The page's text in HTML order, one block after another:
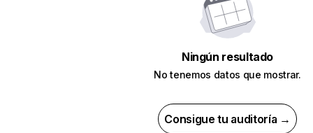
Ningún resultado
No tenemos datos que mostrar.
Consigue tu auditoría →